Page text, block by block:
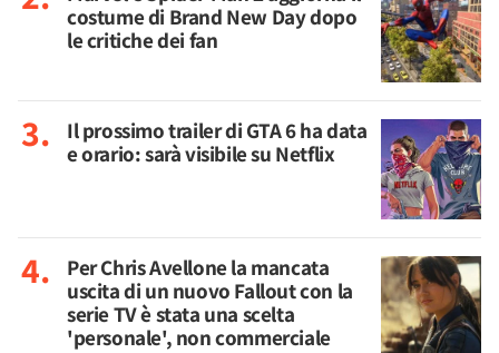
costume di Brand New Day dopo
le critiche dei fan
Il prossimo trailer di GTA 6 ha data
e orario: sarà visibile su Netflix
Per Chris Avellone la mancata
uscita di un nuovo Fallout con la
serie TV è stata una scelta
'personale', non commerciale